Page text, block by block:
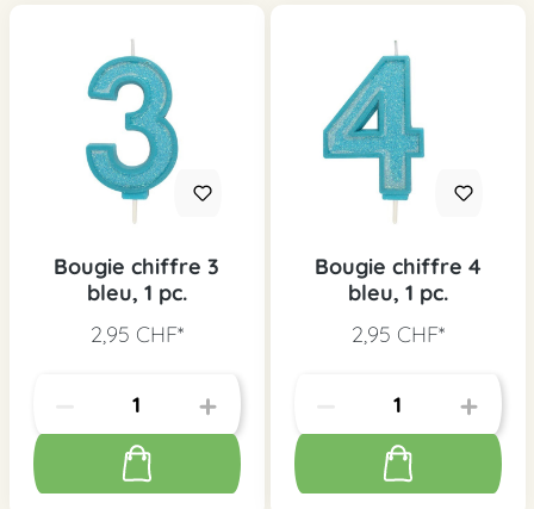
Bougie chiffre 3
bleu, 1 pc.
2,95 CHF*
Bougie chiffre 4
bleu, 1 pc.
2,95 CHF*